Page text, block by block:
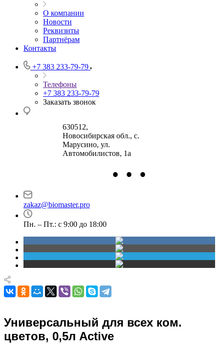
О компании
Новости
Реквизиты
Партнёрам
Контакты
+7 383 233-79-79
Телефоны
+7 383 233-79-79
Заказать звонок
630512,
Новосибирская обл., с.
Марусино, ул.
Автомобилистов, 1а
Маршала Прошлякова,
• • •
zakaz@biomaster.pro
Пн. – Пт.: с 9:00 до 18:00
Универсальный для всех ком.
цветов, 0,5л Active